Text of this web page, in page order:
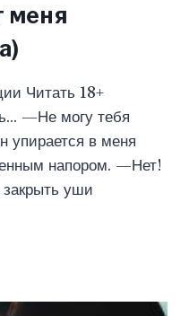
меня
Читать 18+
—Не могу тебя
упирается в меня
напором. —Нет!
уши